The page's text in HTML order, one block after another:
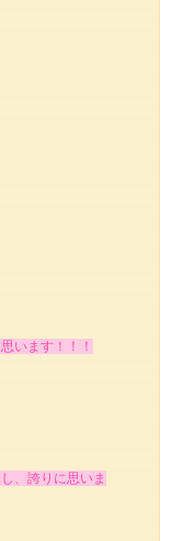
います！！！
、誇りに思いま